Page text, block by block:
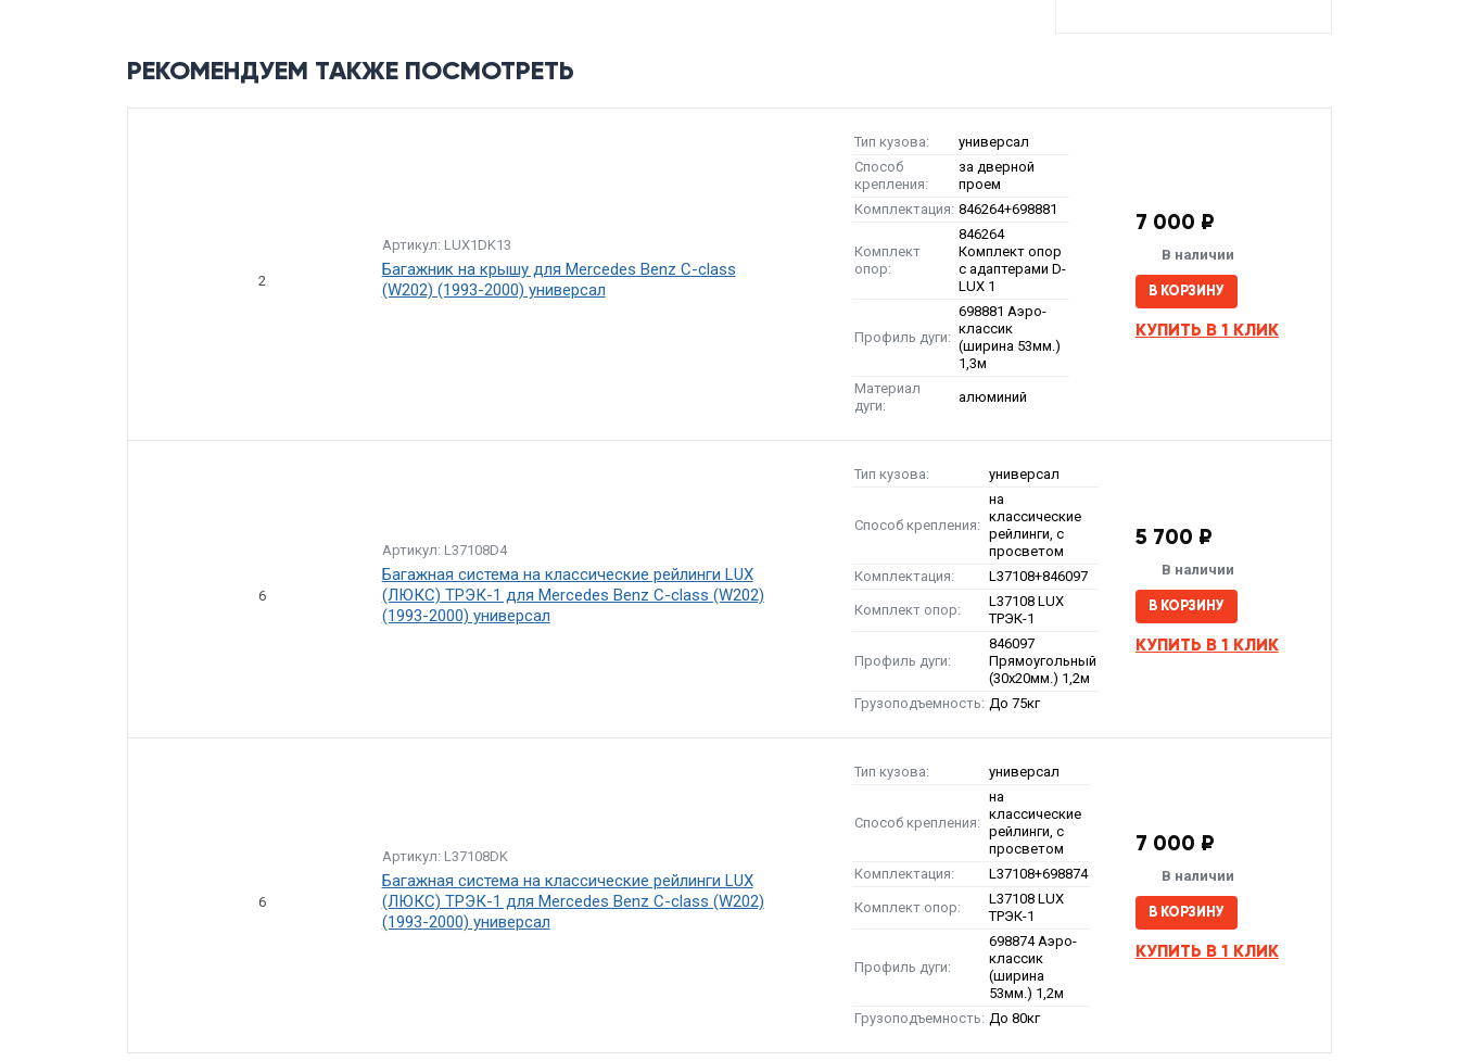
РЕКОМЕНДУЕМ ТАКЖЕ ПОСМОТРЕТЬ
2
Артикул: LUX1DK13
Багажник на крышу для Mercedes Benz C-class
(W202) (1993-2000) универсал
Тип кузова:
универсал
Способ
крепления:
за дверной
проем
Комплектация: 846264+698881
Комплект
опор:
846264
Комплект опор
с адаптерами D-
LUX 1
Профиль дуги:
698881 Аэро-
классик
(ширина 53мм.)
1,3м
Материал
дуги:
алюминий
7 000 ₽
В наличии
В КОРЗИНУ
КУПИТЬ В 1 КЛИК
6
Артикул: L37108D4
Багажная система на классические рейлинги LUX
(ЛЮКС) ТРЭК-1 для Mercedes Benz C-class (W202)
(1993-2000) универсал
Тип кузова: универсал
Способ крепления:
на
классические
рейлинги, с
просветом
Комплектация:
L37108+846097
Комплект опор:
L37108 LUX
ТРЭК-1
Профиль дуги:
846097
Прямоугольный
(30x20мм.) 1,2м
Грузоподъемность: До 75кг
5 700 ₽
В наличии
В КОРЗИНУ
КУПИТЬ В 1 КЛИК
6
Артикул: L37108DK
Багажная система на классические рейлинги LUX
(ЛЮКС) ТРЭК-1 для Mercedes Benz C-class (W202)
(1993-2000) универсал
Тип кузова: универсал
Способ крепления:
на
классические
рейлинги, с
просветом
Комплектация:
L37108+698874
Комплект опор:
L37108 LUX
ТРЭК-1
Профиль дуги:
698874 Аэро-
классик
(ширина
53мм.) 1,2м
Грузоподъемность: До 80кг
7 000 ₽
В наличии
В КОРЗИНУ
КУПИТЬ В 1 КЛИК